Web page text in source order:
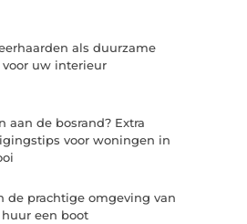
als duurzame
voor uw interieur
aan de bosrand? Extra
voor woningen in
de prachtige omgeving van
huur een boot